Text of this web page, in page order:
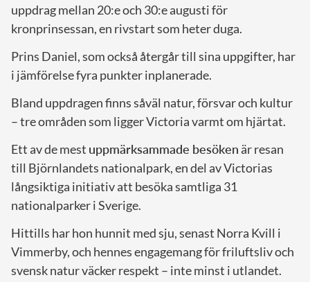
uppdrag mellan 20:e och 30:e augusti för
kronprinsessan, en rivstart som heter duga.
Prins Daniel, som också återgår till sina uppgifter, har
i jämförelse fyra punkter inplanerade.
Bland uppdragen finns såväl natur, försvar och kultur
– tre områden som ligger Victoria varmt om hjärtat.
Ett av de mest uppmärksammade besöken är resan
till Björnlandets nationalpark, en del av Victorias
långsiktiga initiativ att besöka samtliga 31
nationalparker i Sverige.
Hittills har hon hunnit med sju, senast Norra Kvill i
Vimmerby, och hennes engagemang för friluftsliv och
svensk natur väcker respekt – inte minst i utlandet.